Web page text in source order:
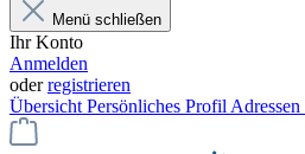
Menü schließen
Ihr Konto
Anmelden
oderregistrieren
Übersicht Persönliches Profil Adressen